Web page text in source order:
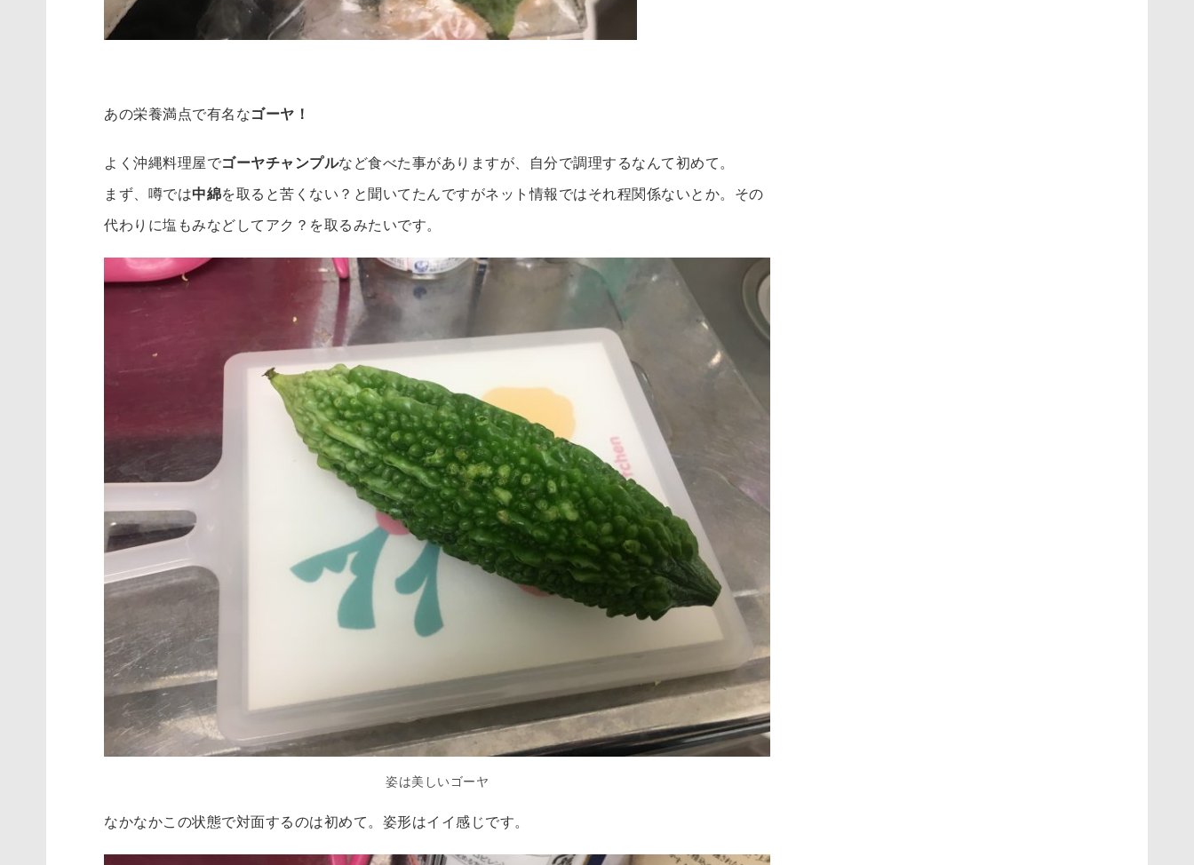
あの栄養満点で有名なゴーヤ！
よく沖縄料理屋でゴーヤチャンプルなど食べた事がありますが、自分で調理するなんて初めて。
まず、噂では中綿を取ると苦くない？と聞いてたんですがネット情報ではそれ程関係ないとか。その
代わりに塩もみなどしてアク？を取るみたいです。
姿は美しいゴーヤ
なかなかこの状態で対面するのは初めて。姿形はイイ感じです。